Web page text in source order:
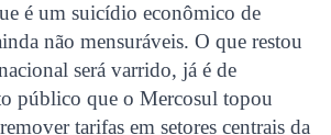
é um suicídio econômico de
não mensuráveis. O que restou
será varrido, já é de
público que o Mercosul topou
tarifas em setores centrais da